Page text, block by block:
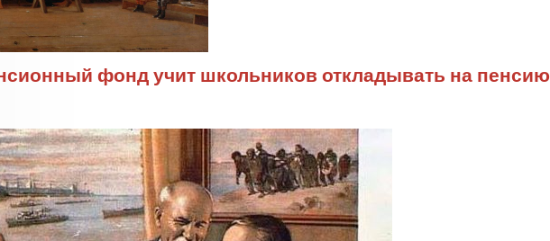
фонд учит школьников откладывать на пенсию